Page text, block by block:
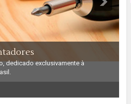
dedicado exclusivamente à